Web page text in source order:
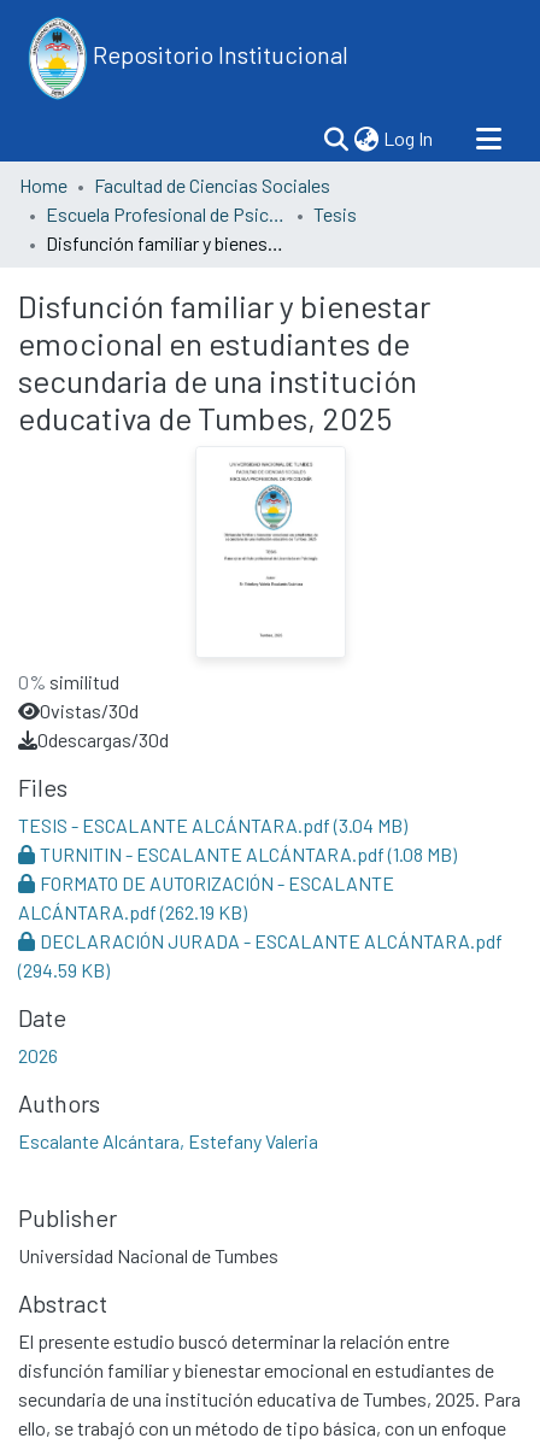
Repositorio Institucional
Log In (current)
Home
Facultad de Ciencias Sociales
Escuela Profesional de Psicología
Tesis
Disfunción familiar y bienestar emocional en estudiantes de secundaria de una institución educativa de Tumbes, 2025
Disfunción familiar y bienestar
emocional en estudiantes de
secundaria de una institución
educativa de Tumbes, 2025
0% similitud
0vistas/30d
0descargas/30d
Files
TESIS - ESCALANTE ALCÁNTARA.pdf(3.04 MB)
TURNITIN - ESCALANTE ALCÁNTARA.pdf(1.08 MB)
FORMATO DE AUTORIZACIÓN - ESCALANTE
ALCÁNTARA.pdf(262.19 KB)
DECLARACIÓN JURADA - ESCALANTE ALCÁNTARA.pdf
(294.59 KB)
Date
2026
Authors
Escalante Alcántara, Estefany Valeria
Publisher
Universidad Nacional de Tumbes
Abstract
El presente estudio buscó determinar la relación entre
disfunción familiar y bienestar emocional en estudiantes de
secundaria de una institución educativa de Tumbes, 2025. Para
ello, se trabajó con un método de tipo básica, con un enfoque